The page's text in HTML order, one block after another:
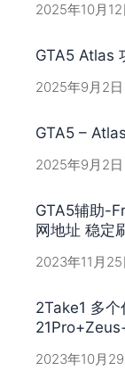
2025年10月12
GTA5 Atlas
2025年9月2日
GTA5 –
2025年9月2日
GTA5辅助-
网地址 稳定
2023年11月25
2Take1 多
2023年10月